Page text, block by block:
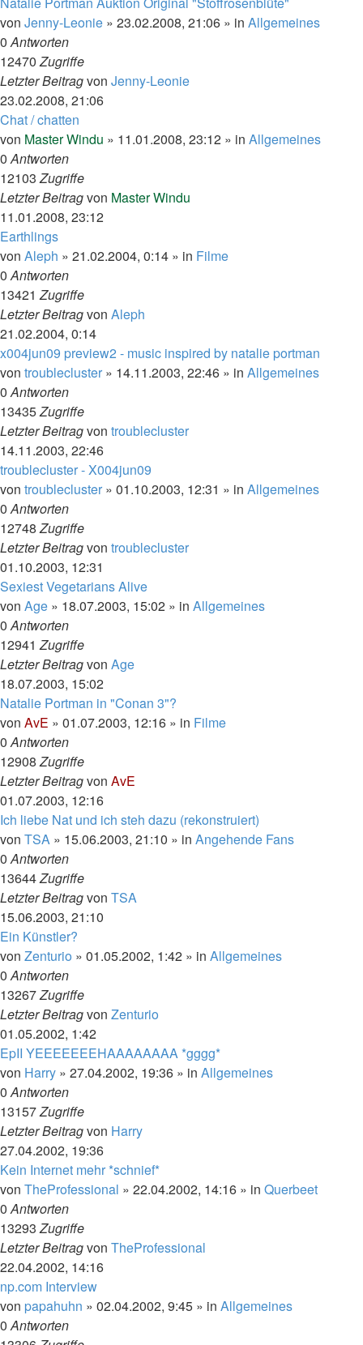
von Jenny-Leonie » 23.02.2008, 21:06 » in Allgemeines
0Antworten
12470Zugriffe
Letzter Beitragvon Jenny-Leonie
23.02.2008, 21:06
Chat / chatten
von Master Windu » 11.01.2008, 23:12 » in Allgemeines
0Antworten
12103Zugriffe
Letzter Beitragvon Master Windu
11.01.2008, 23:12
Earthlings
von Aleph » 21.02.2004, 0:14 » in Filme
0Antworten
13421Zugriffe
Letzter Beitragvon Aleph
21.02.2004, 0:14
x004jun09 preview2 - music inspired by natalie portman
von troublecluster » 14.11.2003, 22:46 » in Allgemeines
0Antworten
13435Zugriffe
Letzter Beitragvon troublecluster
14.11.2003, 22:46
troublecluster - X004jun09
von troublecluster » 01.10.2003, 12:31 » in Allgemeines
0Antworten
12748Zugriffe
Letzter Beitragvon troublecluster
01.10.2003, 12:31
Sexiest Vegetarians Alive
von Age » 18.07.2003, 15:02 » in Allgemeines
0Antworten
12941Zugriffe
Letzter Beitragvon Age
18.07.2003, 15:02
Natalie Portman in "Conan 3"?
von AvE » 01.07.2003, 12:16 » in Filme
0Antworten
12908Zugriffe
Letzter Beitragvon AvE
01.07.2003, 12:16
Ich liebe Nat und ich steh dazu (rekonstruiert)
von TSA » 15.06.2003, 21:10 » in Angehende Fans
0Antworten
13644Zugriffe
Letzter Beitragvon TSA
15.06.2003, 21:10
Ein Künstler?
von Zenturio » 01.05.2002, 1:42 » in Allgemeines
0Antworten
13267Zugriffe
Letzter Beitragvon Zenturio
01.05.2002, 1:42
EpII YEEEEEEEHAAAAAAAA *gggg*
von Harry » 27.04.2002, 19:36 » in Allgemeines
0Antworten
13157Zugriffe
Letzter Beitragvon Harry
27.04.2002, 19:36
Kein Internet mehr *schnief*
von TheProfessional » 22.04.2002, 14:16 » in Querbeet
0Antworten
13293Zugriffe
Letzter Beitragvon TheProfessional
22.04.2002, 14:16
np.com Interview
von papahuhn » 02.04.2002, 9:45 » in Allgemeines
0Antworten